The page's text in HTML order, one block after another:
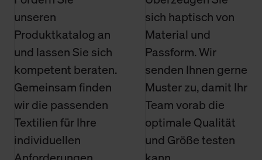
unseren
Produktkatalog an
und lassen Sie sich
kompetent beraten.
Gemeinsam finden
wir die passenden
Textilien für Ihre
individuellen
sich haptisch von
Material und
Passform. Wir
senden Ihnen gerne
Muster zu, damit Ihr
Team vorab die
optimale Qualität
und Größe testen